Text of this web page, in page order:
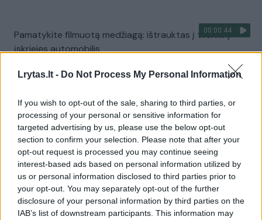
Lrytas.lt - Do Not Process My Personal Information
If you wish to opt-out of the sale, sharing to third parties, or
processing of your personal or sensitive information for
targeted advertising by us, please use the below opt-out
section to confirm your selection. Please note that after your
opt-out request is processed you may continue seeing
interest-based ads based on personal information utilized by
us or personal information disclosed to third parties prior to
your opt-out. You may separately opt-out of the further
disclosure of your personal information by third parties on the
IAB’s list of downstream participants. This information may
00:00:44
Pamatykite filmuotą medžiagą: ištrauktas į tvenkinį
įskriejęs automobilis
00:00:57
Sinoptikai atsakė, kokiais orais užbaigsime darbo
savaitę: karščiai atsitrauks
Žinios | Orai
Visi įrašai